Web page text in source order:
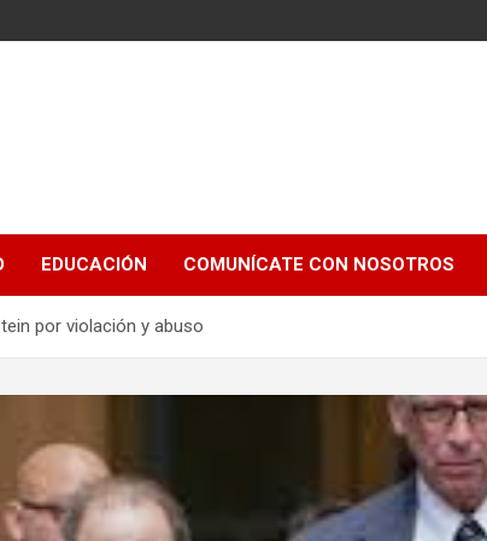
EDUCACIÓN COMUNÍCATE CON NOSOTROS
por violación y abuso